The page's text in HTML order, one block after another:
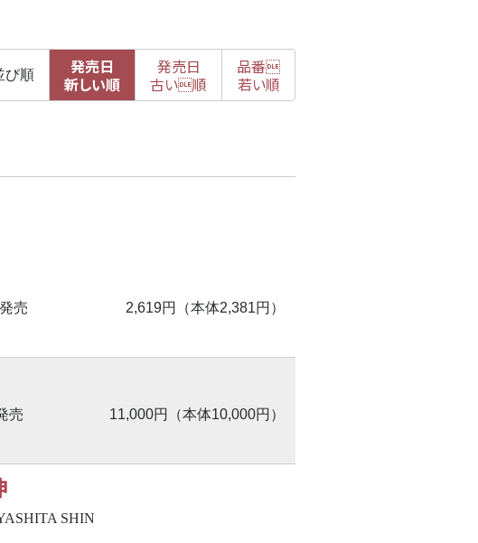
び順
発売日
新しい順
発売日
古い順
品番
若い順
売
2,619円（本体2,381円）
売
11,000円（本体10,000円）
SHIN